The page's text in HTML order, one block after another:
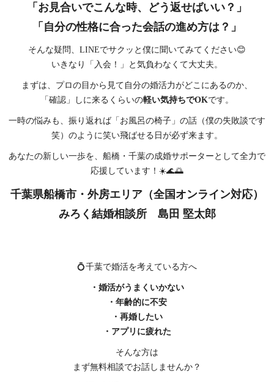
「お見合いでこんな時、どう返せばいい？」
「自分の性格に合った会話の進め方は？」
そんな疑問、LINEでサクッと僕に聞いてみてください😊
いきなり「入会！」と気負わなくて大丈夫。
まずは、プロの目から見て自分の婚活力がどこにあるのか、
「確認」しに来るくらいの軽い気持ちでOKです。
一時の悩みも、振り返れば「お風呂の椅子」の話（僕の失敗談です
笑）のように笑い飛ばせる日が必ず来ます。
あなたの新しい一歩を、船橋・千葉の成婚サポーターとして全力で
応援しています！☀️🌊🌅
千葉県船橋市・外房エリア（全国オンライン対応）
みろく結婚相談所 島田 堅太郎
💍千葉で婚活を考えている方へ
・婚活がうまくいかない
・年齢的に不安
・再婚したい
・アプリに疲れた
そんな方は
まず無料相談でお話しませんか？